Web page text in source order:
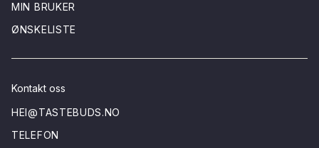
MIN BRUKER
ØNSKELISTE
Kontakt oss
HEI@TASTEBUDS.NO
TELEFON